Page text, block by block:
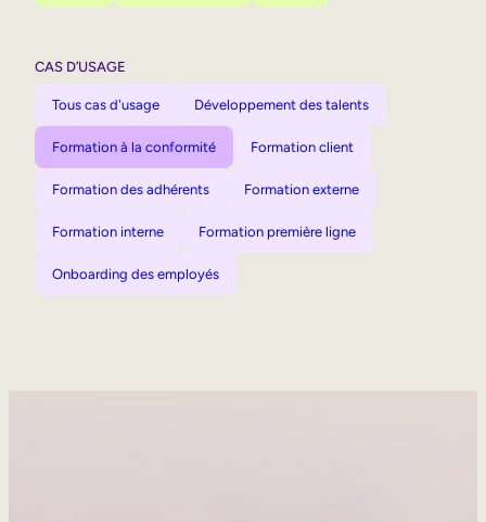
CAS D’USAGE
Tous cas d'usage Développement des talents
Formation à la conformité Formation client
Formation des adhérents Formation externe
Formation interne Formation première ligne
Onboarding des employés